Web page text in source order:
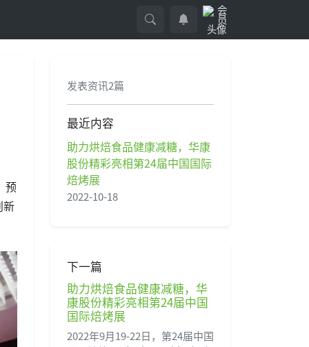
预
新
发表资讯2篇
最近内容
助力烘焙食品健康减糖，华康
股份精彩亮相第24届中国国际
焙烤展
2022-10-18
下一篇
助力烘焙食品健康减糖，华
康股份精彩亮相第24届中国
国际焙烤展
2022年9月19-22日，第24届中国